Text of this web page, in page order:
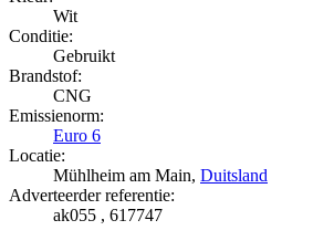
Wit
Conditie:
Gebruikt
Brandstof:
CNG
Emissienorm:
Euro 6
Locatie:
Mühlheim am Main, Duitsland
Adverteerder referentie:
ak055 , 617747